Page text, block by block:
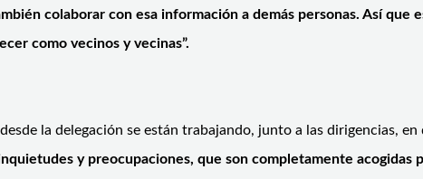
colaborar con esa información a demás personas. Así que
como vecinos y vecinas”.
la delegación se están trabajando, junto a las dirigencias,
y preocupaciones, que son completamente acogidas